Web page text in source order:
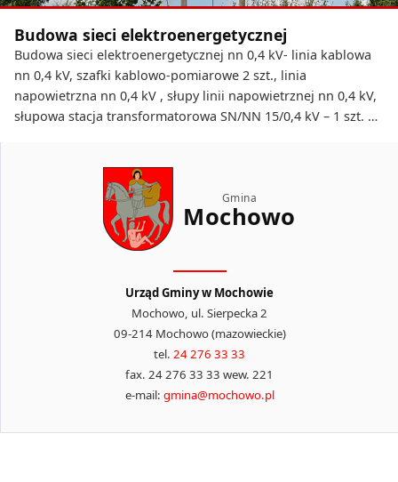
Budowa sieci elektroenergetycznej
Budowa sieci elektroenergetycznej nn 0,4 kV- linia kablowa
nn 0,4 kV, szafki kablowo-pomiarowe 2 szt., linia
napowietrzna nn 0,4 kV , słupy linii napowietrznej nn 0,4 kV,
słupowa stacja transformatorowa SN/NN 15/0,4 kV – 1 szt. na
„INWESTYCJE ZREALIZOWANE NA TERENIE
Gmina
Mochowo
Urząd Gminy w Mochowie
Mochowo, ul. Sierpecka 2
09-214 Mochowo (mazowieckie)
tel. 24 276 33 33
fax. 24 276 33 33 wew. 221
e-mail: gmina@mochowo.pl